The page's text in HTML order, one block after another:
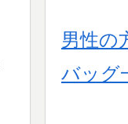
男性の
バッグ